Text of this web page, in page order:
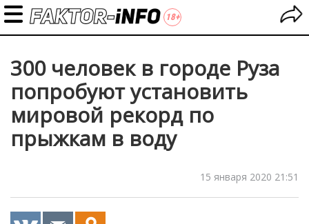
300 человек в городе Руза
попробуют установить
мировой рекорд по
прыжкам в воду
15 января 2020 21:51